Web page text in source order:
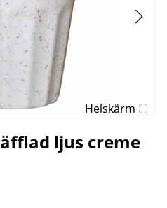
Helskärm
ljus creme